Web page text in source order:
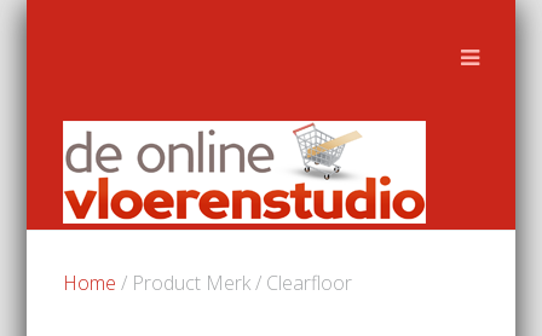
Home / Product Merk / Clearfloor